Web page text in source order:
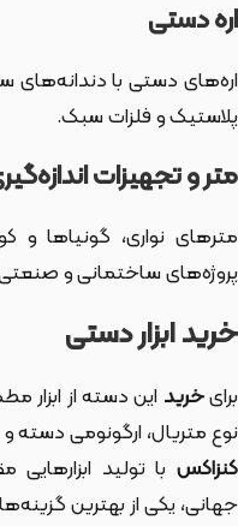
اره دستی
اره‌های دستی با
پلاستیک و فلزات سبک.
متر و تجهیزات
مترهای نواری، گونیاها
پروژه‌های ساختمانی و
خرید ابزار دستی
برایخرید این دسته از ابزار
نوع متریال، ارگونومی دسته
کنزاکس با تولید
جهانی، یکی از بهترین